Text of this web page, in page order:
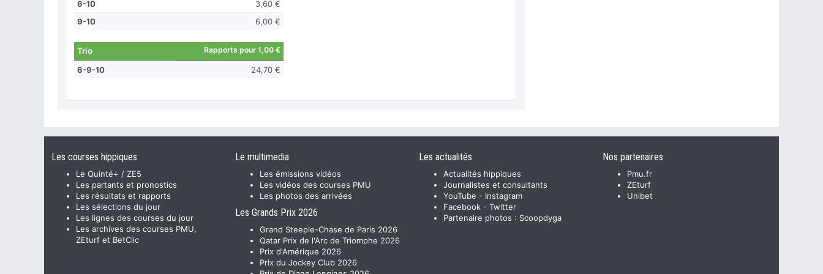
6-10
3,60 €
9-10
6,00 €
Trio Rapports pour 1,00 €
6-9-10 24,70 €
Les courses hippiques
Le Quinté+ / ZE5
Les partants et pronostics
Les résultats et rapports
Les sélections du jour
Les lignes des courses du jour
Les archives des courses PMU,
ZEturf et BetClic
Le multimedia
Les émissions vidéos
Les vidéos des courses PMU
Les photos des arrivées
Les Grands Prix 2026
Grand Steeple-Chase de Paris 2026
Qatar Prix de l'Arc de Triomphe 2026
Prix d'Amérique 2026
Prix du Jockey Club 2026
Les actualités
Actualités hippiques
Journalistes et consultants
YouTube - Instagram
Facebook - Twitter
Partenaire photos : Scoopdyga
Nos partenaires
Pmu.fr
ZEturf
Unibet